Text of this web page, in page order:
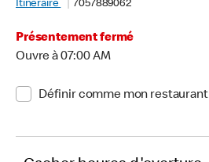
Itinéraire
7057889062
Présentement fermé
Ouvre à 07:00 AM
Définir comme mon restaurant